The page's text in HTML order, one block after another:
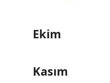
Ekim
Kasım